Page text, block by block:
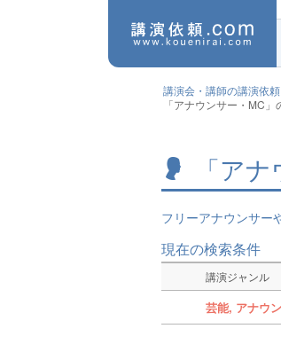
講演会・講師の講演依
「アナウンサー・MC
「ア
フリーアナウンサー
現在の検索条件
講演ジャンル
芸能, アナウ